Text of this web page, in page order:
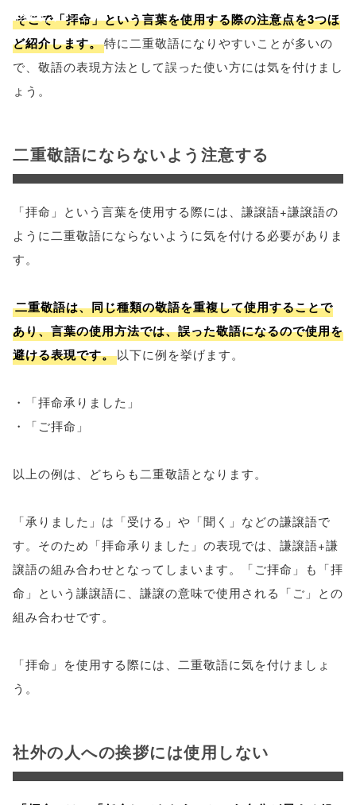
false;"> シェア
そこで「拝命」という言葉を使用する際の注意点を3つほ
ど紹介します。特に二重敬語になりやすいことが多いの
で、敬語の表現方法として誤った使い方には気を付けまし
ょう。
二重敬語にならないよう注意する
「拝命」という言葉を使用する際には、謙譲語+謙譲語の
ように二重敬語にならないように気を付ける必要がありま
す。
二重敬語は、同じ種類の敬語を重複して使用することで
あり、言葉の使用方法では、誤った敬語になるので使用を
避ける表現です。以下に例を挙げます。
・「拝命承りました」
・「ご拝命」
以上の例は、どちらも二重敬語となります。
「承りました」は「受ける」や「聞く」などの謙譲語で
す。そのため「拝命承りました」の表現では、謙譲語+謙
譲語の組み合わせとなってしまいます。「ご拝命」も「拝
命」という謙譲語に、謙譲の意味で使用される「ご」との
組み合わせです。
「拝命」を使用する際には、二重敬語に気を付けましょ
う。
社外の人への挨拶には使用しない